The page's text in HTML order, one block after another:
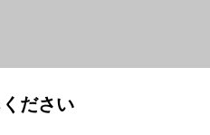
ださい